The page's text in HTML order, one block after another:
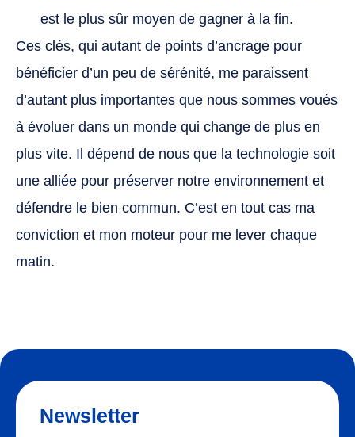
est le plus sûr moyen de gagner à la fin.
Ces clés, qui autant de points d’ancrage pour
bénéficier d’un peu de sérénité, me paraissent
d’autant plus importantes que nous sommes voués
à évoluer dans un monde qui change de plus en
plus vite. Il dépend de nous que la technologie soit
une alliée pour préserver notre environnement et
défendre le bien commun. C’est en tout cas ma
conviction et mon moteur pour me lever chaque
matin.
Newsletter